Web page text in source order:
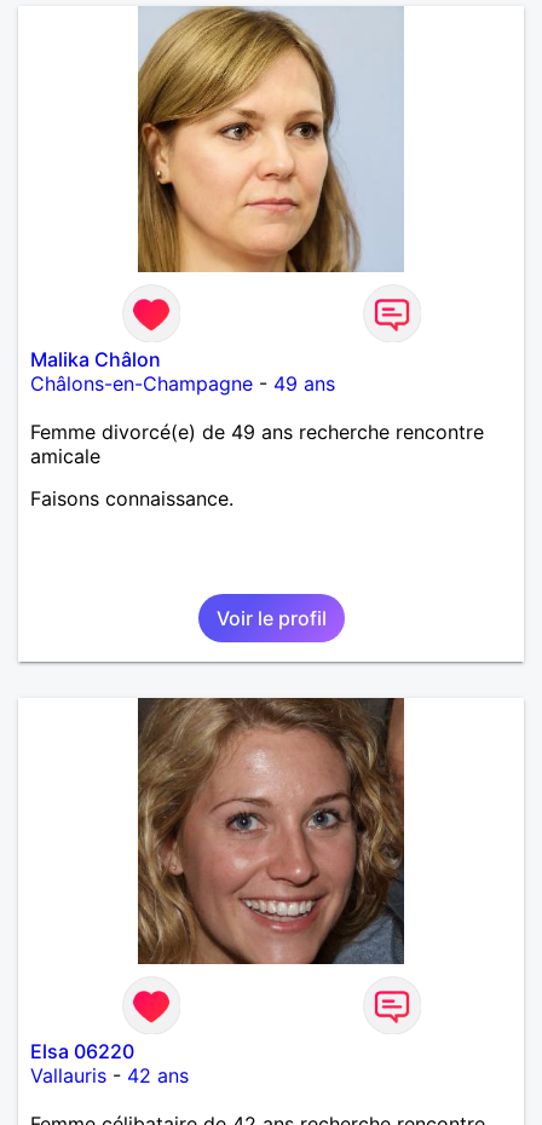
Malika Châlon
Châlons-en-Champagne - 49 ans
Femme divorcé(e) de 49 ans recherche rencontre
amicale
Faisons connaissance.
Voir le profil
Elsa 06220
Vallauris - 42 ans